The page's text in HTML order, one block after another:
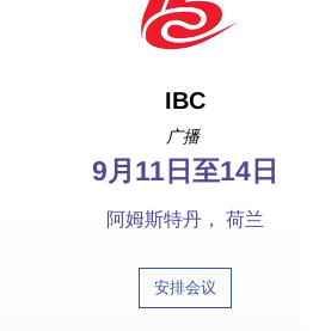
IBC
广播
9月11日至14日
阿姆斯特丹， 荷兰
安排会议